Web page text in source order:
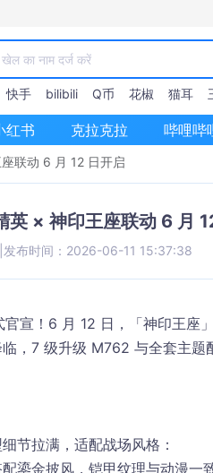
快手 bilibili Q币 花椒 猫耳
红书 克拉克拉 哔哩哔
联动 6 月 12 日开启
英 × 神印王座联动 6 月
发布时间：2026-06-11 15:37:38
宣！ 6 月 12 日 ，「神印王座
，7 级升级 M762 与全套主题
节拉满，适配战场风格：
鎏金披风，铠甲纹理与动漫一